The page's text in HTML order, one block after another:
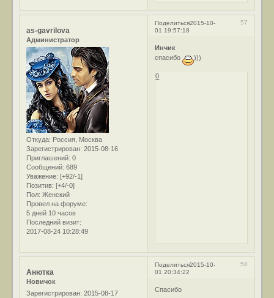
Поделиться 57
2015-10-
01 19:57:18
as-gavrilova
Администратор
Откуда: Россия, Москва
Зарегистрирован: 2015-08-16
Приглашений: 0
Сообщений: 689
Уважение: [+92/-1]
Позитив: [+4/-0]
Пол: Женский
Провел на форуме:
5 дней 10 часов
Последний визит:
2017-08-24 10:28:49
Инчик
спасибо
)))
0
Поделиться 58
2015-10-
01 20:34:22
Анютка
Новичок
Зарегистрирован: 2015-08-17
Спасибо